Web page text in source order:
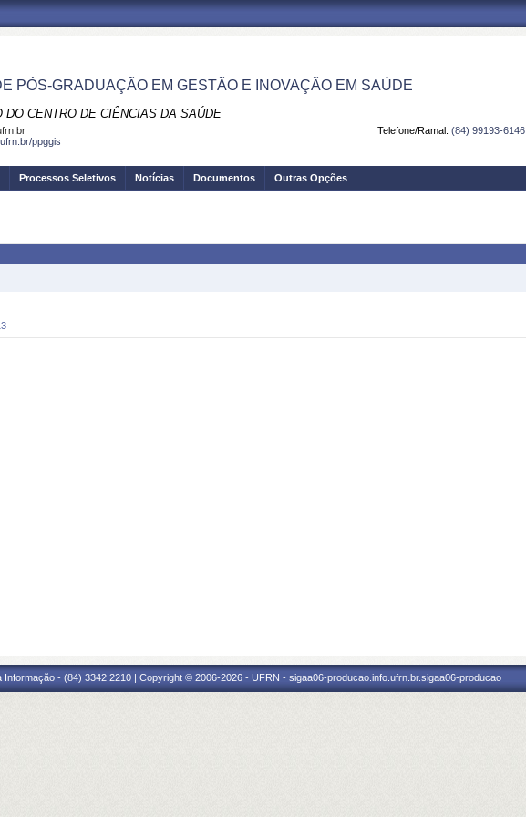
PÓS-GRADUAÇÃO EM GESTÃO E INOVAÇÃO EM SAÚDE
DO CENTRO DE CIÊNCIAS DA SAÚDE
Telefone/Ramal: (84) 99193-6146
ppggis
Processos Seletivos Notícias Documentos Outras Opções
Informação - (84) 3342 2210 | Copyright © 2006-2026 - UFRN - sigaa06-producao.info.ufrn.br.sigaa06-producao